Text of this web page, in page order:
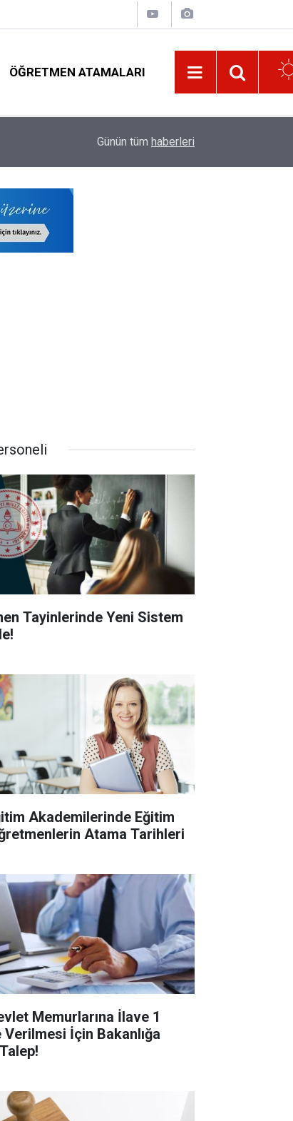
ÖĞRETMEN ATAMALARI
Norm Çizelgesi
Günün tüm haberleri
Tayinlerinde Yeni Sistem
Akademilerinde Eğitim
Atama Tarihleri
Memurlarına İlave 1
Verilmesi İçin Bakanlığa